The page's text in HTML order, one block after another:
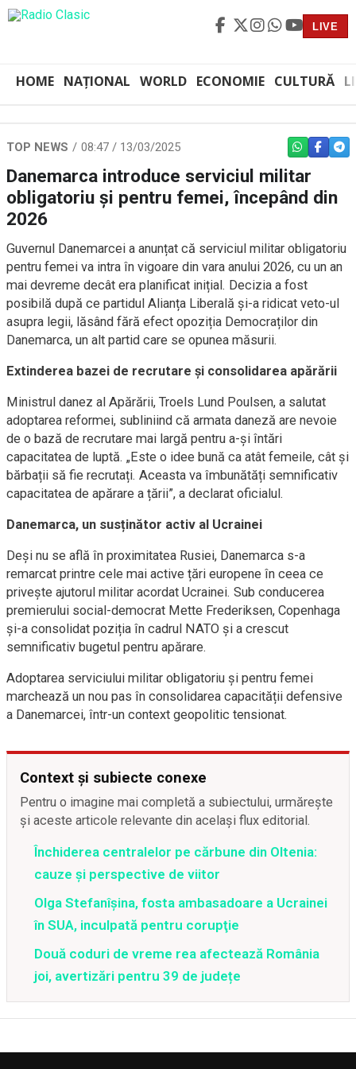
LIVE
HOME NAȚIONAL WORLD ECONOMIE CULTURĂ
TOP NEWS 08:47 / 13/03/2025 WHATSAPP
Danemarca introduce serviciul militar
obligatoriu și pentru femei, începând din
2026
Guvernul Danemarcei a anunțat că serviciul militar obligatoriu
pentru femei va intra în vigoare din vara anului 2026, cu un an
mai devreme decât era planificat inițial. Decizia a fost
posibilă după ce partidul Alianța Liberală și-a ridicat veto-ul
asupra legii, lăsând fără efect opoziția Democraților din
Danemarca, un alt partid care se opunea măsurii.
Extinderea bazei de recrutare și consolidarea apărării
Ministrul danez al Apărării, Troels Lund Poulsen, a salutat
adoptarea reformei, subliniind că armata daneză are nevoie
de o bază de recrutare mai largă pentru a-și întări
capacitatea de luptă. „Este o idee bună ca atât femeile, cât și
bărbații să fie recrutați. Aceasta va îmbunătăți semnificativ
capacitatea de apărare a țării”, a declarat oficialul.
Danemarca, un susținător activ al Ucrainei
Deși nu se află în proximitatea Rusiei, Danemarca s-a
remarcat printre cele mai active țări europene în ceea ce
privește ajutorul militar acordat Ucrainei. Sub conducerea
premierului social-democrat Mette Frederiksen, Copenhaga
și-a consolidat poziția în cadrul NATO și a crescut
semnificativ bugetul pentru apărare.
Adoptarea serviciului militar obligatoriu și pentru femei
marchează un nou pas în consolidarea capacității defensive
a Danemarcei, într-un context geopolitic tensionat.
Context și subiecte conexe
Pentru o imagine mai completă a subiectului, urmărește
și aceste articole relevante din același flux editorial.
Închiderea centralelor pe cărbune din Oltenia:
cauze și perspective de viitor
Olga Stefanîşina, fosta ambasadoare a Ucrainei
în SUA, inculpată pentru corupţie
Două coduri de vreme rea afectează România
joi, avertizări pentru 39 de județe